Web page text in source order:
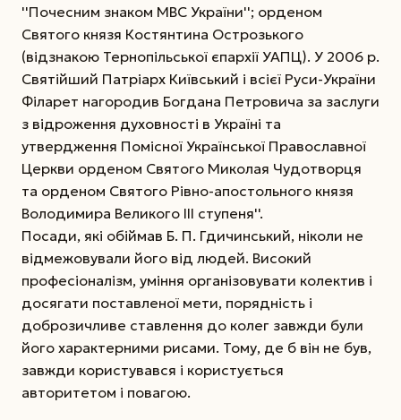
''Почесним знаком МВС України''; орденом
Святого князя Костянтина Острозького
(відзнакою Тернопільської єпархії УАПЦ). У 2006 р.
Святійший Патріарх Київський і всієї Руси-України
Філарет нагородив Богдана Петровича за заслуги
з відроження духовності в Україні та
утвердження Помісної Української Православної
Церкви орденом Святого Миколая Чудотворця
та орденом Святого Рівно-апостольного князя
Володимира Великого ІІІ ступеня''.
Посади, які обіймав Б. П. Гдичинський, ніколи не
відмежовували його від людей. Високий
професіоналізм, уміння організовувати колектив і
досягати поставленої мети, порядність і
доброзичливе ставлення до колег завжди були
його характерними рисами. Тому, де б він не був,
завжди користувався і користується
авторитетом і повагою.